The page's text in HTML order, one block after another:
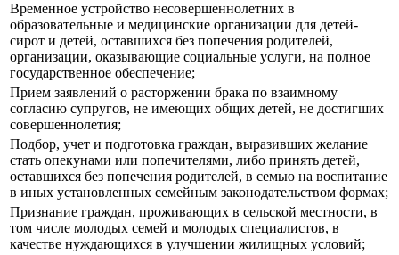
Временное устройство несовершеннолетних в
образовательные и медицинские организации для детей-
сирот и детей, оставшихся без попечения родителей,
организации, оказывающие социальные услуги, на полное
государственное обеспечение;
Прием заявлений о расторжении брака по взаимному
согласию супругов, не имеющих общих детей, не достигших
совершеннолетия;
Подбор, учет и подготовка граждан, выразивших желание
стать опекунами или попечителями, либо принять детей,
оставшихся без попечения родителей, в семью на воспитание
в иных установленных семейным законодательством формах;
Признание граждан, проживающих в сельской местности, в
том числе молодых семей и молодых специалистов, в
качестве нуждающихся в улучшении жилищных условий;